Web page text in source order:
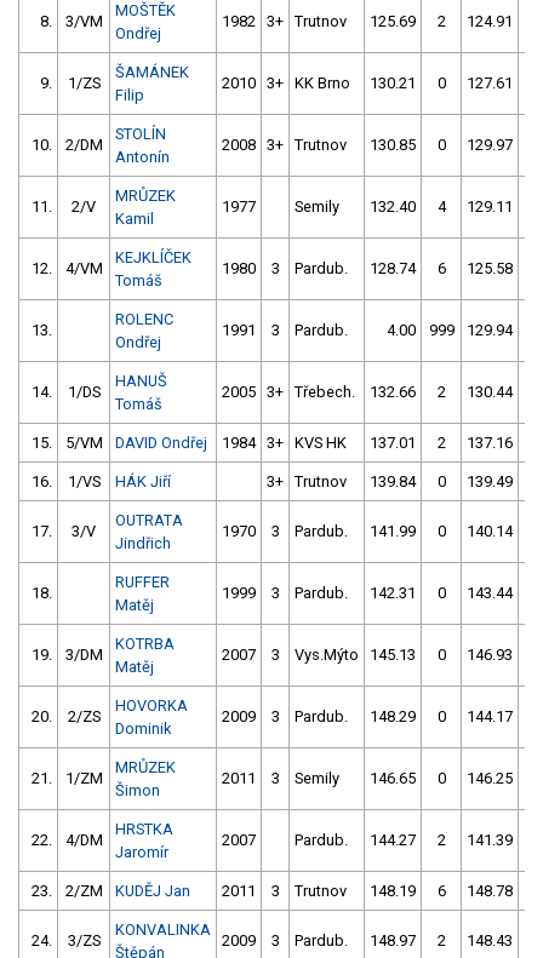
8. 3/VM
MOŠTĚK
Ondřej
1982 3+ Trutnov 125.69 2 124.91
9. 1/ZS
ŠAMÁNEK
Filip
2010 3+ KK Brno 130.21 0 127.61
10. 2/DM
STOLÍN
Antonín
2008 3+ Trutnov 130.85 0 129.97
11. 2/V
MRŮZEK
Kamil
1977 Semily 132.40 4 129.11
12. 4/VM
KEJKLÍČEK
Tomáš
1980 3 Pardub. 128.74 6 125.58
13.
ROLENC
Ondřej
1991 3 Pardub. 4.00 999 129.94
14. 1/DS
HANUŠ
Tomáš
2005 3+ Třebech. 132.66 2 130.44
15. 5/VM DAVID Ondřej 1984 3+ KVS HK 137.01 2 137.16
16. 1/VS HÁK Jiří 3+ Trutnov 139.84 0 139.49
17. 3/V
OUTRATA
Jindřich
1970 3 Pardub. 141.99 0 140.14
18.
RUFFER
Matěj
1999 3 Pardub. 142.31 0 143.44
19. 3/DM
KOTRBA
Matěj
2007 3 Vys.Mýto 145.13 0 146.93
20. 2/ZS
HOVORKA
Dominik
2009 3 Pardub. 148.29 0 144.17
21. 1/ZM
MRŮZEK
Šimon
2011 3 Semily 146.65 0 146.25
22. 4/DM
HRSTKA
Jaromír
2007 Pardub. 144.27 2 141.39
23. 2/ZM KUDĚJ Jan 2011 3 Trutnov 148.19 6 148.78
24. 3/ZS
KONVALINKA
Štěpán
2009 3 Pardub. 148.97 2 148.43